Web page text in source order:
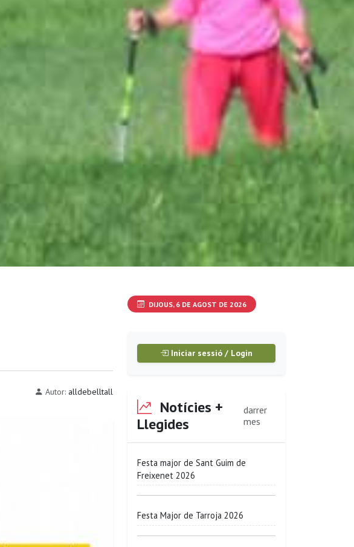
Autor: alldebelltall
DIJOUS, 6 DE AGOST DE 2026
Iniciar sessió / Login
Notícies +
Llegides
darrer
mes
Festa major de Sant Guim de
Freixenet 2026
Festa Major de Tarroja 2026